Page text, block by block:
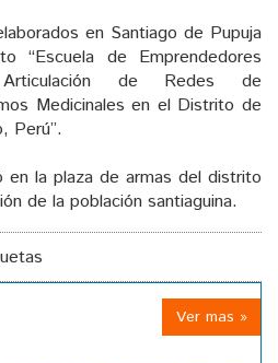
en Santiago de Pupuja
“Escuela de Emprendedores
de Redes de
Medicinales en el Distrito de
Perú”.
en la plaza de armas del distrito
de la población santiaguina.
Ver mas »